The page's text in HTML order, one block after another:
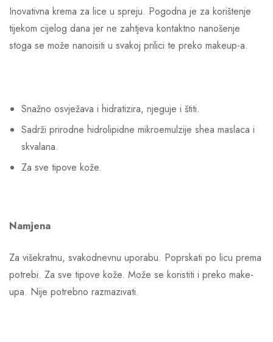
Inovativna krema za lice u spreju. Pogodna je za korištenje
tijekom cijelog dana jer ne zahtjeva kontaktno nanošenje
stoga se može nanoisiti u svakoj prilici te preko makeup-a.
Snažno osvježava i hidratizira, njeguje i štiti.
Sadrži prirodne hidrolipidne mikroemulzije shea maslaca i
skvalana.
Za sve tipove kože.
Namjena
Za višekratnu, svakodnevnu uporabu. Poprskati po licu prema
potrebi. Za sve tipove kože. Može se koristiti i preko make-
upa. Nije potrebno razmazivati.